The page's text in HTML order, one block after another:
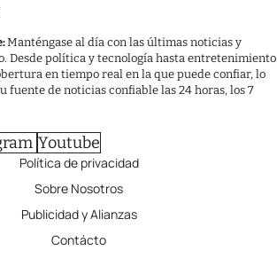
Manténgase al día con las últimas noticias y
Desde política y tecnología hasta entretenimiento
en tiempo real en la que puede confiar, lo
fuente de noticias confiable las 24 horas, los 7
Youtube
Política de privacidad
Sobre Nosotros
Publicidad y Alianzas
Contácto